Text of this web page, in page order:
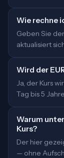
Wie rechne
Geben Sie
aktualisiert
Wird der
Ja, der Kurs
Tag bis 5
Warum
Kurs?
Der hier
— ohne